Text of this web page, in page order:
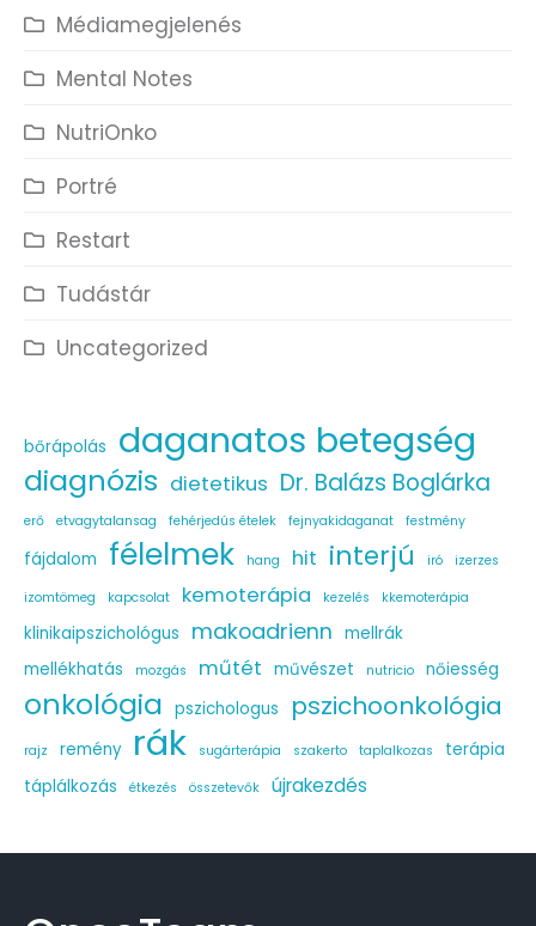
Médiamegjelenés
Mental Notes
NutriOnko
Portré
Restart
Tudástár
Uncategorized
bőrápolás daganatos betegség
diagnózis dietetikus Dr. Balázs Boglárka
erő etvagytalansag fehérjedús ételek fejnyakidaganat festmény
fájdalom félelmek hang hit interjú iró izerzes
izomtömeg kapcsolat kemoterápia kezelés kkemoterápia
klinikaipszichológus makoadrienn mellrák
mellékhatás
mozgás műtét művészet nutricio nőiesség
onkológia pszichologus pszichoonkológia
rajz remény rák sugárterápia szakerto taplalkozas
terápia
táplálkozás
étkezés összetevők újrakezdés